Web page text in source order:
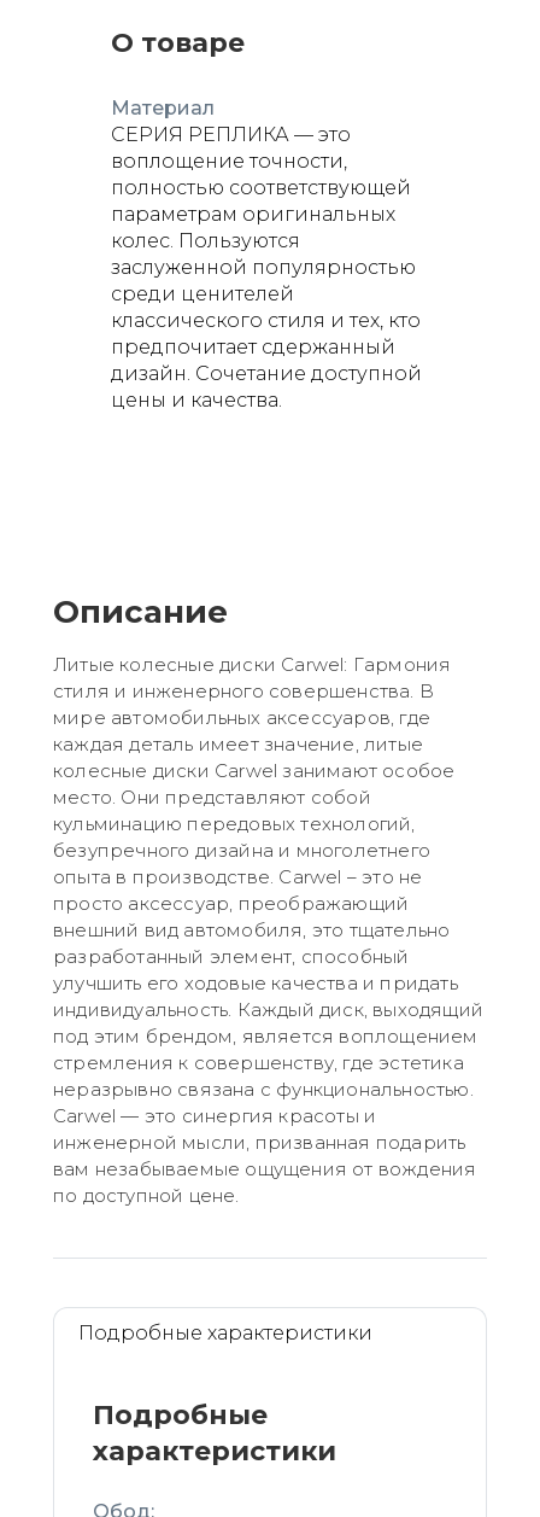
О товаре
Материал
СЕРИЯ РЕПЛИКА — это
воплощение точности,
полностью соответствующей
параметрам оригинальных
колес. Пользуются
заслуженной популярностью
среди ценителей
классического стиля и тех, кто
предпочитает сдержанный
дизайн. Сочетание доступной
цены и качества.
Описание
Литые колесные диски Carwel: Гармония
стиля и инженерного совершенства. В
мире автомобильных аксессуаров, где
каждая деталь имеет значение, литые
колесные диски Carwel занимают особое
место. Они представляют собой
кульминацию передовых технологий,
безупречного дизайна и многолетнего
опыта в производстве. Carwel – это не
просто аксессуар, преображающий
внешний вид автомобиля, это тщательно
разработанный элемент, способный
улучшить его ходовые качества и придать
индивидуальность. Каждый диск, выходящий
под этим брендом, является воплощением
стремления к совершенству, где эстетика
неразрывно связана с функциональностью.
Carwel — это синергия красоты и
инженерной мысли, призванная подарить
вам незабываемые ощущения от вождения
по доступной цене.
Подробные характеристики
Подробные
характеристики
Обод: